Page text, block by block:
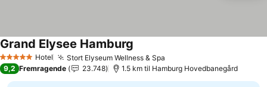
5 Stjerner Hotel Stort Elyseum Wellness & Spa
Grand Elysee Hamburg
9,2 Fremragende 23.748 1.5 km til Hamburg Hovedbanegård